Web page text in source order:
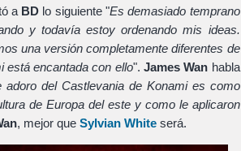
a BD lo siguiente "Es demasiado temprano
y todavía estoy ordenando mis ideas.
una versión completamente diferentes de
está encantada con ello". James Wan habla
adoro del Castlevania de Konami es como
de Europa del este y como le aplicaron
, mejor que Sylvian Whiteserá.